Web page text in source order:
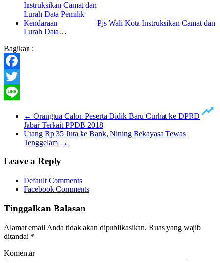
Pjs Wali Kota Instruksikan Camat dan
Lurah Data…
Bagikan :
Facebook
Twitter
← Orangtua Calon Peserta Didik Baru Curhat ke DPRD
Jabar Terkait PPDB 2018
Utang Rp 35 Juta ke Bank, Nining Rekayasa Tewas
Tenggelam →
Leave a Reply
Default Comments
Facebook Comments
Tinggalkan Balasan
Alamat email Anda tidak akan dipublikasikan. Ruas yang wajib
ditandai *
Komentar